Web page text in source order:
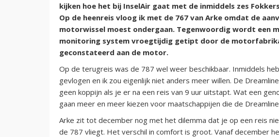
kijken hoe het bij InselAir gaat met de inmiddels zes
Op de heenreis vloog ik met de 767 van Arke omdat de
motorwissel moest ondergaan. Tegenwoordig wordt een
monitoring system vroegtijdig getipt door de
geconstateerd aan de motor.
Op de terugreis was de 787 wel weer beschikbaar. Inmiddels
gevlogen en ik zou eigenlijk niet anders meer willen. De
geen koppijn als je er na een reis van 9 uur uitstapt. Wat een
gaan meer en meer kiezen voor maatschappijen die de
Arke zit tot december nog met het dilemma dat je op een reis
de 787 vliegt. Het verschil in comfort is groot. Vanaf december